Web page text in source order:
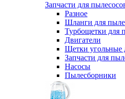
Запчасти для
Разное
Шланги для
Турбощетки для
Двигатели
Щетки угольные
Запчасти для
Насосы
Пылесборники